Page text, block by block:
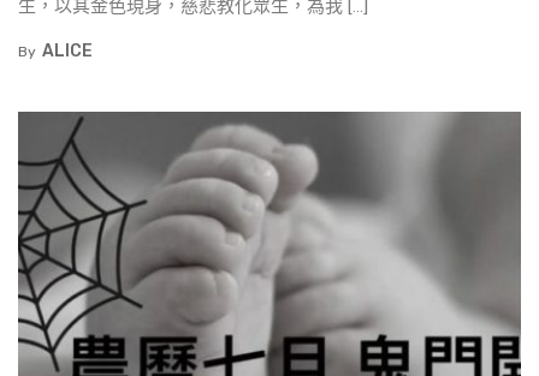
生，以其金色現身，慈悲教化眾生，為我 […]
By ALICE